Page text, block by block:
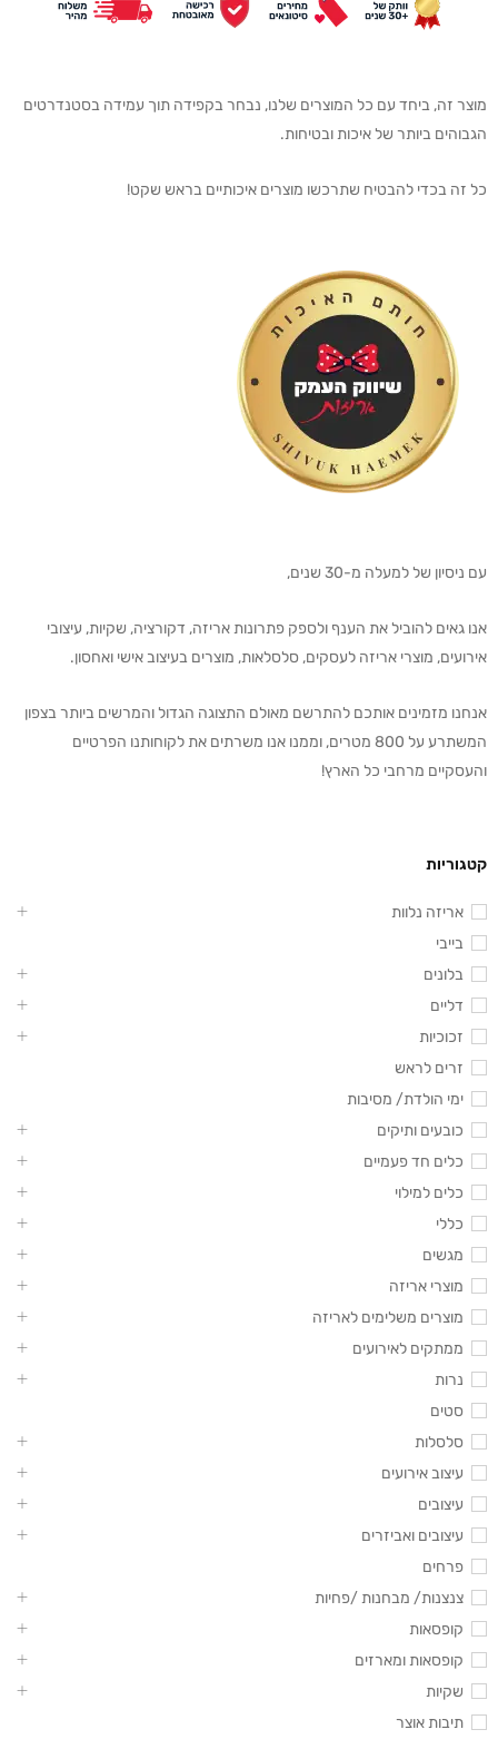
מוצר זה, ביחד עם כל המוצרים שלנו, נבחר בקפידה תוך עמידה בסטנדרטים
הגבוהים ביותר של איכות ובטיחות.
כל זה בכדי להבטיח שתרכשו מוצרים איכותיים בראש שקט!
עם ניסיון של למעלה מ-30 שנים,
אנו גאים להוביל את הענף ולספק פתרונות אריזה, דקורציה, שקיות, עיצובי
אירועים, מוצרי אריזה לעסקים, סלסלאות, מוצרים בעיצוב אישי ואחסון.
אנחנו מזמינים אותכם להתרשם מאולם התצוגה הגדול והמרשים ביותר בצפון
המשתרע על 800 מטרים, וממנו אנו משרתים את לקוחותנו הפרטיים
והעסקיים מרחבי כל הארץ!
קטגוריות
אריזה נלוות
בייבי
בלונים
דליים
זכוכיות
זרים לראש
ימי הולדת/ מסיבות
כובעים ותיקים
כלים חד פעמיים
כלים למילוי
כללי
מגשים
מוצרי אריזה
מוצרים משלימים לאריזה
ממתקים לאירועים
נרות
סטים
סלסלות
עיצוב אירועים
עיצובים
עיצובים ואביזרים
פרחים
צנצנות/ מבחנות /פחיות
קופסאות
קופסאות ומארזים
שקיות
תיבות אוצר